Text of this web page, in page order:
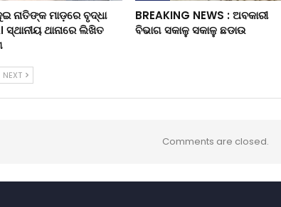
ନାତିଙ୍କ ମାଡ଼ରେ ବୃଦ୍ଧା
ଥାନାରେ ଲିଖିତ
BREAKING NEWS : ଅବକାରୀ
ବିଭାଗ ସକାଳୁ ସକାଳୁ ଛଡାଉ
NEXT
Comments are closed.